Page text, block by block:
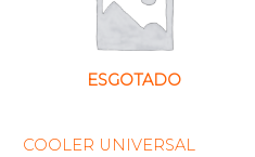
ESGOTADO
COOLER UNIVERSAL